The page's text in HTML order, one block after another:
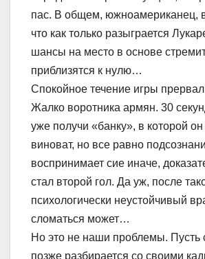
пас. В общем, южноамериканец,
что как только разыграется
шансы на место в основе
приблизятся к нулю…
Спокойное течение игры прервал
Жалко воротника армян. 30
уже получи «банку», в которой он
виноват, но все равно
воспринимает сие иначе,
стал второй гол. Да уж, после
психологически неустойчивый
сломаться может…
Но это не наши проблемы.
позже разбирается со своими